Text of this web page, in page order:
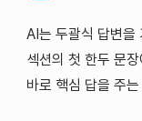
AI는 두괄식 답변을
섹션의 첫 한두 문
바로 핵심 답을 주